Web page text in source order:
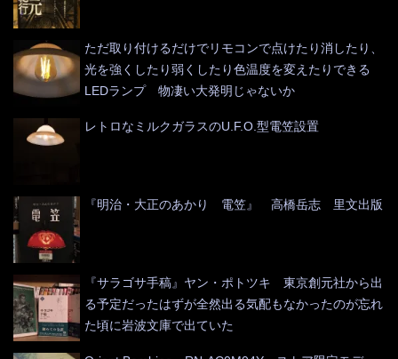
ただ取り付けるだけでリモコンで点けたり消したり、
光を強くしたり弱くしたり色温度を変えたりできる
LEDランプ 物凄い大発明じゃないか
レトロなミルクガラスのU.F.O.型電笠設置
『明治・大正のあかり 電笠』 高橋岳志 里文出版
『サラゴサ手稿』ヤン・ポトツキ 東京創元社から出
る予定だったはずが全然出る気配もなかったのが忘れ
た頃に岩波文庫で出ていた